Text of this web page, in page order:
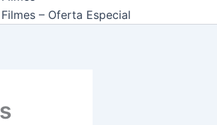
– Oferta Especial